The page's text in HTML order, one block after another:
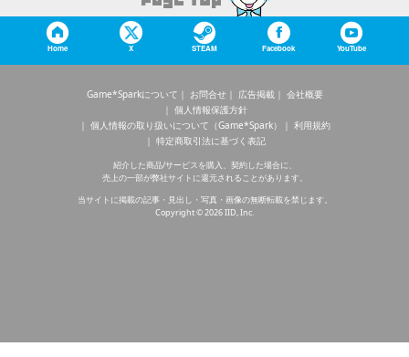
Home X STEAM Facebook YouTube
Game*Sparkについて お問合せ 広告掲載
会社概要
個人情報保護方針
個人情報の取り扱いについて（Game*Spark）
利用規約
特定商取引法に基づく表記
紹介した商品/サービスを購入、契約した場合に、
売上の一部が弊社サイトに還元されることがあります。
当サイトに掲載の記事・見出し・写真・画像の無断転載を禁じます。
Copyright © 2026 IID, Inc.